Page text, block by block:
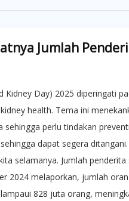
Jumlah
Kidney Day) 2025 diperingati
health. Tema ini
sehingga perlu tindakan
dapat segera
selamanya. Jumlah
2024 melaporkan, jumlah
828 juta orang,